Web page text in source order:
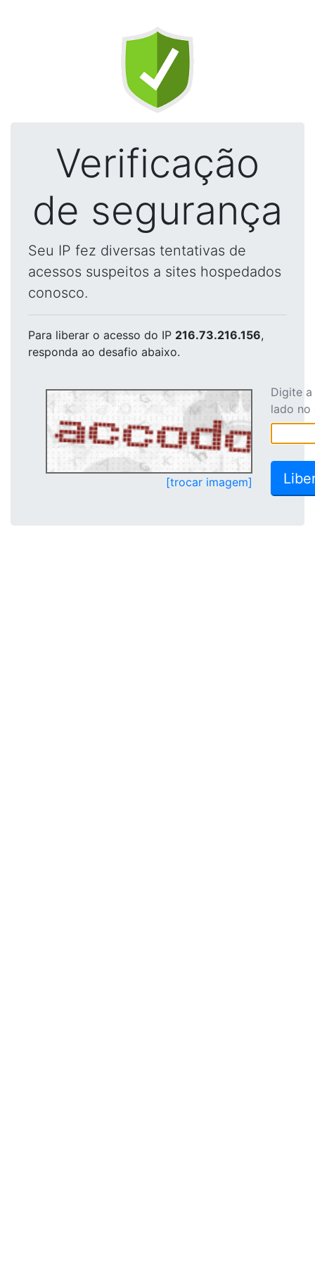
Verificação
de segurança
Seu IP fez diversas tentativas de
acessos suspeitos a sites hospedados
conosco.
Para liberar o acesso do IP 216.73.216.156,
responda ao desafio abaixo.
[trocar imagem]
Digite
lado no